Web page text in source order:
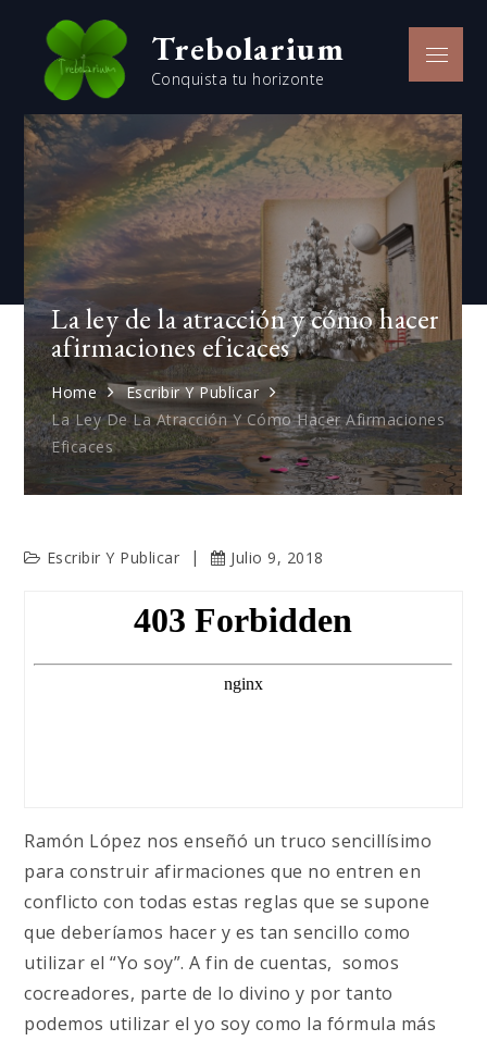
content
Trebolarium
Conquista tu horizonte
Menu
La ley de la atracción y cómo hacer
afirmaciones eficaces
Home
Escribir Y Publicar
La Ley De La Atracción Y Cómo Hacer Afirmaciones
Eficaces
Escribir Y Publicar Julio 9, 2018
Ramón López nos enseñó un truco sencillísimo
para construir afirmaciones que no entren en
conflicto con todas estas reglas que se supone
que deberíamos hacer y es tan sencillo como
utilizar el “Yo soy”. A fin de cuentas, somos
cocreadores, parte de lo divino y por tanto
podemos utilizar el yo soy como la fórmula más